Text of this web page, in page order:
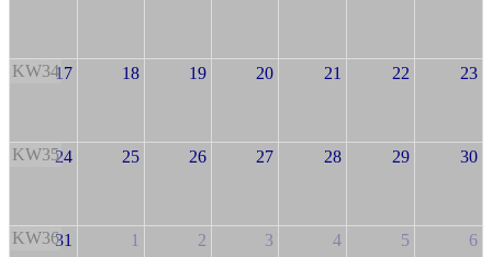
KW3417 18 19 20 21 22 23
KW3524 25 26 27 28 29 30
KW3631 1 2 3 4 5 6